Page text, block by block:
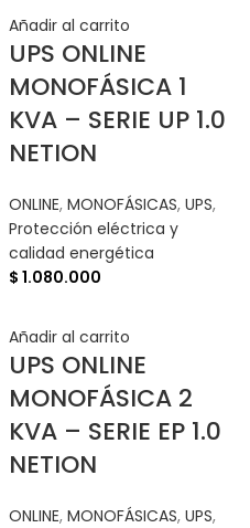
Añadir al carrito
UPS ONLINE
MONOFÁSICA 1
KVA – SERIE UP 1.0
NETION
ONLINE, MONOFÁSICAS, UPS,
Protección eléctrica y
calidad energética
$ 1.080.000
Añadir al carrito
UPS ONLINE
MONOFÁSICA 2
KVA – SERIE EP 1.0
NETION
ONLINE, MONOFÁSICAS, UPS,